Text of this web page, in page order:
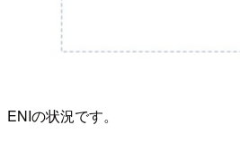
ENIの状況です。